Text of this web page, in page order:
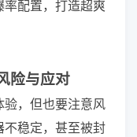
险与应对
验，但也要注意风
不稳定，甚至被封